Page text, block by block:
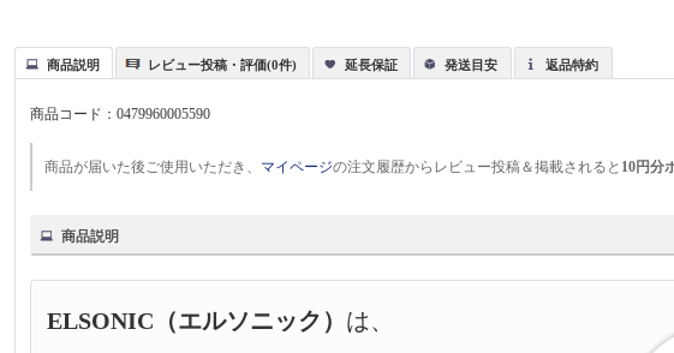
商品説明 レビュー投稿・評価(0件) 延長保証 発送目安 返品特約
商品コード：0479960005590
商品が届いた後ご使用いただき、 マイページの注文履歴からレビュー投稿＆掲載されると 10円分
商品説明
ELSONIC（エルソニック） は、